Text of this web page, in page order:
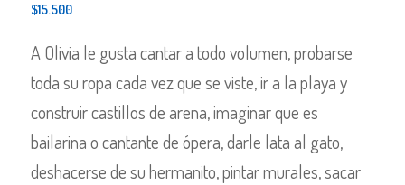
$15.500
A Olivia le gusta cantar a todo volumen, probarse
toda su ropa cada vez que se viste, ir a la playa y
construir castillos de arena, imaginar que es
bailarina o cantante de ópera, darle lata al gato,
deshacerse de su hermanito, pintar murales, sacar